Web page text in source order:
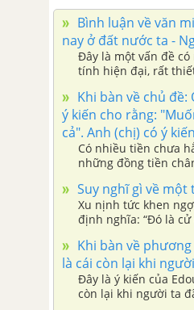
Bình luận về văn
nay ở đất nước ta -
Đây là một vấn đề
tính hiện đại, rất
Khi bàn về chủ
ý kiến cho rằng:
cả". Anh (chị) có ý
Có nhiều tiền chưa
những đồng tiền
Suy nghĩ gì về
Xu nịnh tức khen
định nghĩa: “Đó là
Khi bàn về
là cái còn lại khi
Đây là ý kiến của
còn lại khi người ta